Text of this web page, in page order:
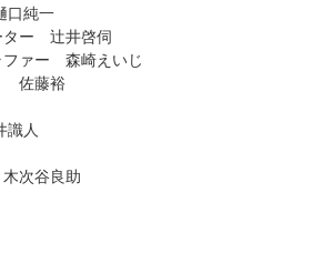
口純一
ター 辻井啓伺
ファー 森崎えいじ
佐藤裕
人
次谷良助